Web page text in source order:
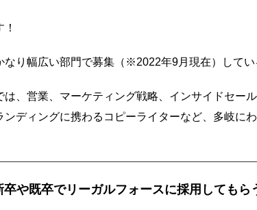
り幅広い部門で募集（※2022年9月現在）してい
は、営業、マーケティング戦略、インサイドセー
ディングに携わるコピーライターなど、多岐に
卒や既卒でリーガルフォースに採用してもら